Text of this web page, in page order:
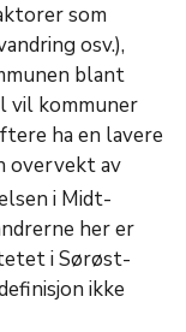
som
osv.),
blant
vil kommuner
ha en lavere
overvekt av
i Midt-
her er
i Sørøst-
ikke